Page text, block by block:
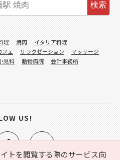
トを閲覧する際のサービス向
検索
理 焼肉
イタリア料理
ェ リラクゼーション
マッサージ
児科 動物病院
会計事務所
US!